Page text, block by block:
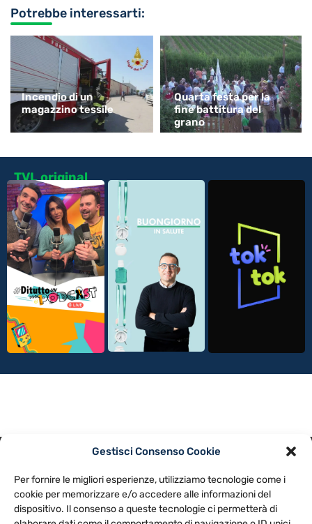
Gestisci Consenso Cookie
Per fornire le migliori esperienze, utilizziamo tecnologie come i
cookie per memorizzare e/o accedere alle informazioni del
dispositivo. Il consenso a queste tecnologie ci permetterà di
Potrebbe interessarti:
Incendio di un
magazzino tessile
Quarta festa per la
fine battitura del
grano
TVL original
NOTE LEGALI
CONTATTACI PREFERENZE